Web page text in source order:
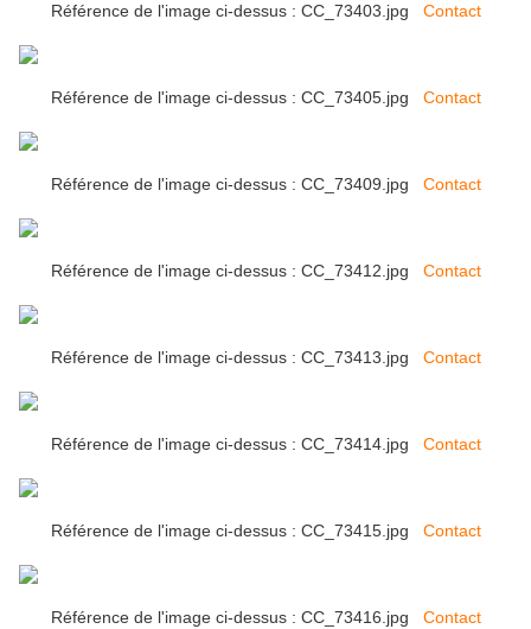
Référence de l'image ci-dessus : CC_73403.jpg Contact
Référence de l'image ci-dessus : CC_73405.jpg Contact
Référence de l'image ci-dessus : CC_73409.jpg Contact
Référence de l'image ci-dessus : CC_73412.jpg Contact
Référence de l'image ci-dessus : CC_73413.jpg Contact
Référence de l'image ci-dessus : CC_73414.jpg Contact
Référence de l'image ci-dessus : CC_73415.jpg Contact
Référence de l'image ci-dessus : CC_73416.jpg Contact